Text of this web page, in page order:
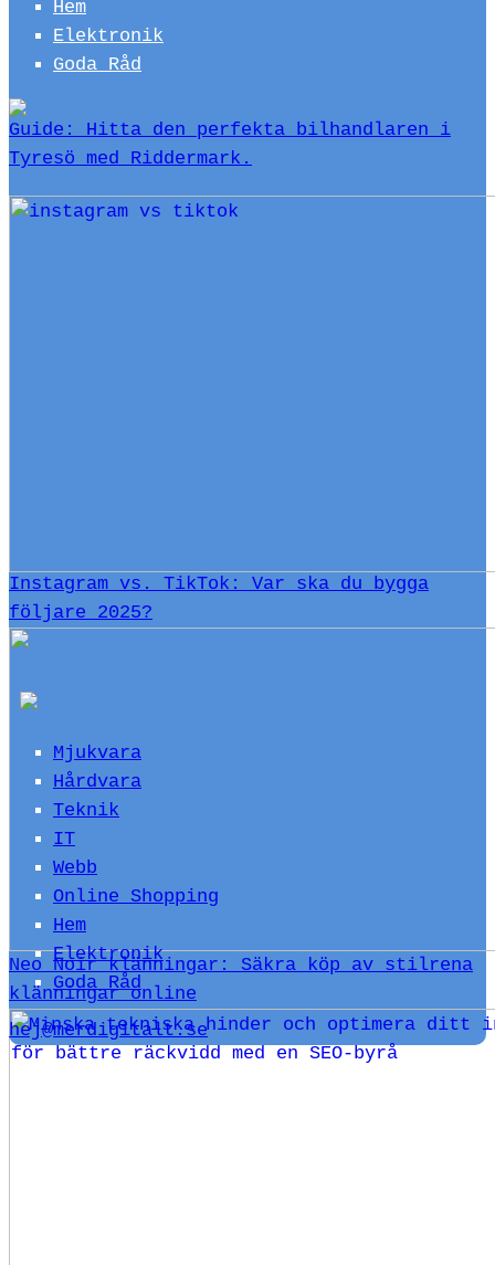
Hem
Elektronik
Goda Råd
Guide: Hitta den perfekta bilhandlaren i
Tyresö med Riddermark.
Instagram vs. TikTok: Var ska du bygga
följare 2025?
Neo Noir klänningar: Säkra köp av stilrena
klänningar online
Mjukvara
Hårdvara
Teknik
IT
Webb
Online Shopping
Hem
Elektronik
Goda Råd
hej@merdigitalt.se